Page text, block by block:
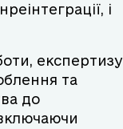
і
експертизу
та
до